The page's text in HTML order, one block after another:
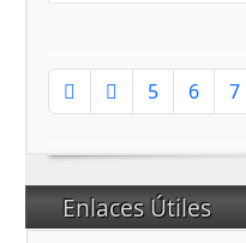
Enlaces Útiles
5 6 7